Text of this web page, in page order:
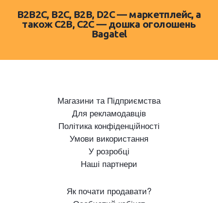
B2B2C, B2C, B2B, D2C — маркетплейс, а
також C2B, C2C — дошка оголошень
Bagatel
Магазини та Підприємства
Для рекламодавців
Політика конфіденційності
Умови використання
У розробці
Наші партнери
Як почати продавати?